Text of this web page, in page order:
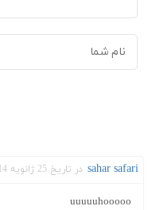
sahar safari در تاریخ 25 ژانویه 2014 گفته :
uuuuuhooooo